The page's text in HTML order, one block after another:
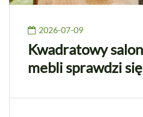
2026-07-09
Kwadratowy
mebli sprawdzi